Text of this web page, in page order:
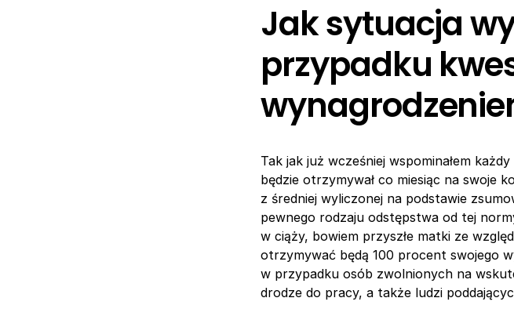
Jak sytuacja
przypadku
Tak jak już wcześniej wspominałem
będzie otrzymywał co miesiąc na swoje
z średniej wyliczonej na podstawie
pewnego rodzaju odstępstwa od tej
w ciąży, bowiem przyszłe matki ze
otrzymywać będą 100 procent swojego
w przypadku osób zwolnionych na
drodze do pracy, a także ludzi